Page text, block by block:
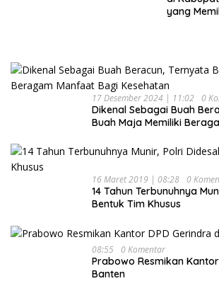
yang
17 Desember 2024 | 11:02 0
Dikenal Sebagai Buah
Buah Maja Memiliki
16 Maret 2019 | 08:28 0
14 Tahun Terbunuhnya
Bentuk Tim Khusus
08:55 0 Komentar
Prabowo Resmikan
Banten